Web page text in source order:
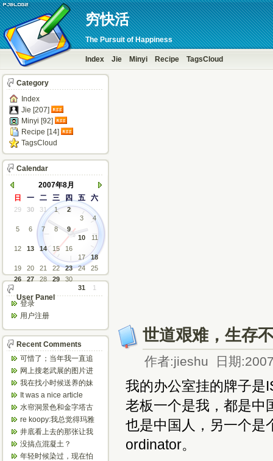
穷快活
The Pursuit of Happiness
Index Jie Minyi Recipe TagsCloud
世道艰难，生存
作者:jieshu 日期
我的办公室挂的牌子是
老板一个是我，都是中
也是中国人，另一个是
ordinator。
Category
Index
Jie [207]
Minyi [92]
Recipe [14]
TagsCloud
Calendar
2007年8月
日
一 二 三 四 五 六
29 30 31 1
2
3
4
5
6 7 8
9
10
11
12
13 14 15
16
17
18
19
20 21 22 23 24
25
26
27 28 29
30
31
1
User Panel
登录
用户注册
Recent Comments
可惜了；当年我一直追
着这个，看博主夫妇一
步步在多伦...
网上搜老武展的图片进
来了，一晃是你十年前
的帖子，时...
我在找小时候送养的妹
妹，有人QQ找我说找到
了匹配的...
It was a nice article
and...
水帘洞景色和金字塔古
迹都不错。
re koopy:我总觉得玛雅
人见过外星人。不然哪...
井底看上去的那张让我
想起了蝙蝠侠。。下棋
那张会不会...
没搞点混凝土？
年轻时候染过，现在怕